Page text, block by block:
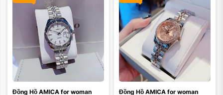
Đồng Hồ AMICA for woman
Đồng Hồ AMICA for woman